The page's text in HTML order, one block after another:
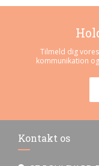
Tilmeld dig
kommunikation
Kontakt os